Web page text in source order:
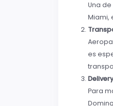
Una
Miami,
es
Para